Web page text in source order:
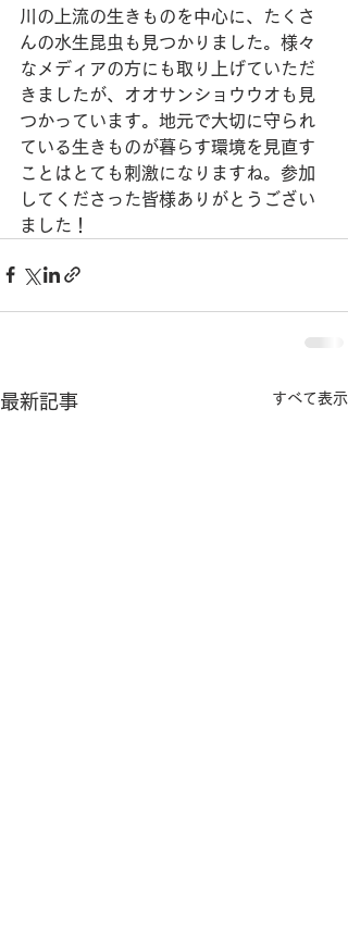
川の上流の生きものを中心に、たくさ
んの水生昆虫も見つかりました。様々
なメディアの方にも取り上げていただ
きましたが、オオサンショウウオも見
つかっています。地元で大切に守られ
ている生きものが暮らす環境を見直す
ことはとても刺激になりますね。参加
してくださった皆様ありがとうござい
ました！
最新記事 すべて表示